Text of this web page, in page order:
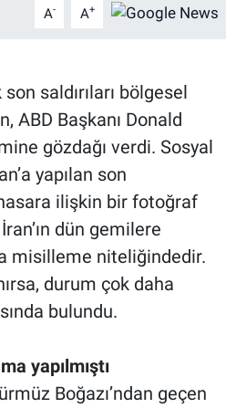
A- A+
saldırıları bölgesel
ABD Başkanı Donald
gözdağı verdi. Sosyal
yapılan son
hasara ilişkin bir fotoğraf
dün gemilere
misilleme niteliğindedir.
durum çok daha
bulundu.
yapılmıştı
Boğazı’ndan geçen